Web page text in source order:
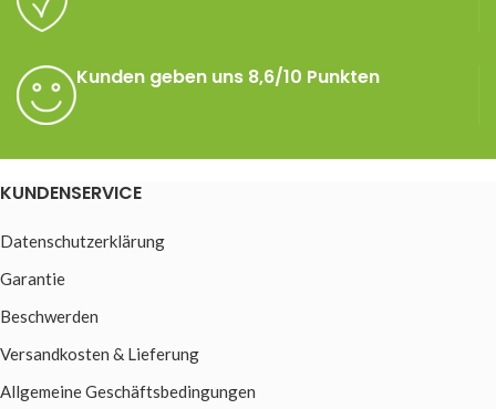
Kunden geben uns 8,6/10 Punkten
KUNDENSERVICE
Datenschutzerklärung
Garantie
Beschwerden
Versandkosten & Lieferung
Allgemeine Geschäftsbedingungen